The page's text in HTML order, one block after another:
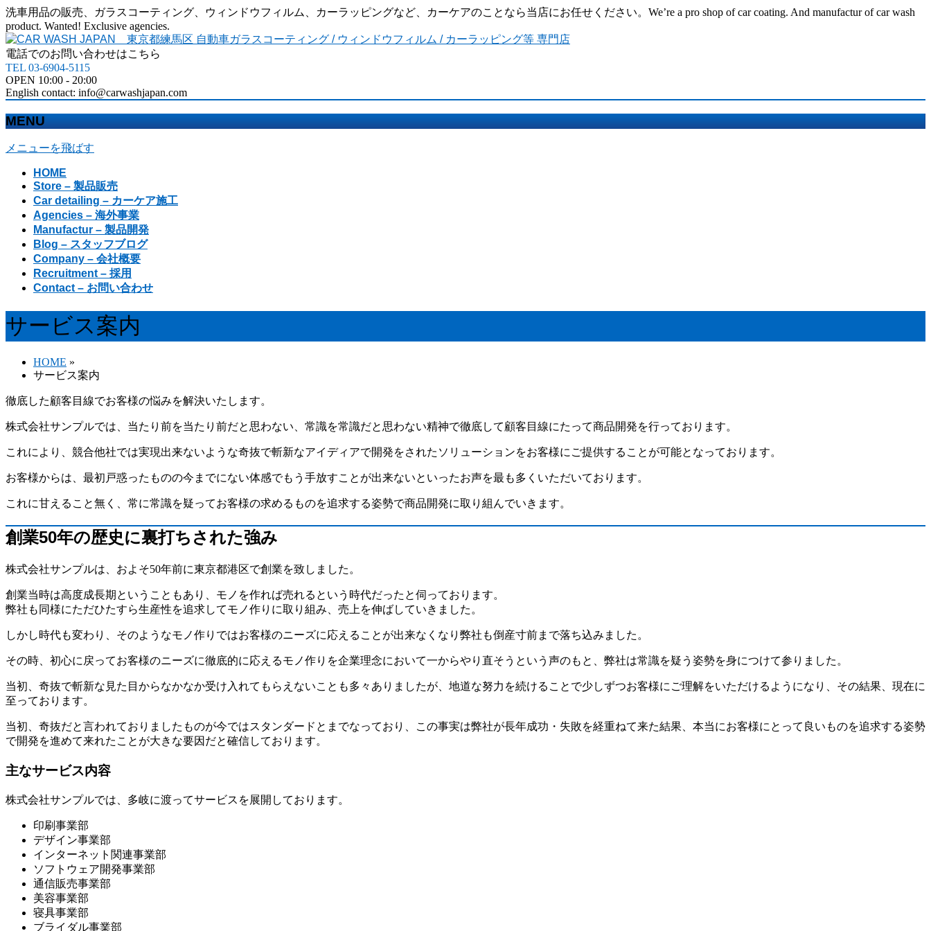
洗車用品の販売、ガラスコーティング、ウィンドウフィルム、カーラッピングなど、カーケアのことなら当店にお任せください。We’re a pro shop of car coating. And manufactur of car wash
product. Wanted! Exclusive agencies.
電話でのお問い合わせはこちら
TEL 03-6904-5115
OPEN 10:00 - 20:00
English contact: info@carwashjapan.com
MENU
メニューを飛ばす
HOME
Store – 製品販売
Car detailing – カーケア施工
Agencies – 海外事業
Manufactur – 製品開発
Blog – スタッフブログ
Company – 会社概要
Recruitment – 採用
Contact – お問い合わせ
サービス案内
HOME »
サービス案内
徹底した顧客目線でお客様の悩みを解決いたします。
株式会社サンプルでは、当たり前を当たり前だと思わない、常識を常識だと思わない精神で徹底して顧客目線にたって商品開発を行っております。
これにより、競合他社では実現出来ないような奇抜で斬新なアイディアで開発をされたソリューションをお客様にご提供することが可能となっております。
お客様からは、最初戸惑ったものの今までにない体感でもう手放すことが出来ないといったお声を最も多くいただいております。
これに甘えること無く、常に常識を疑ってお客様の求めるものを追求する姿勢で商品開発に取り組んでいきます。
創業50年の歴史に裏打ちされた強み
株式会社サンプルは、およそ50年前に東京都港区で創業を致しました。
創業当時は高度成長期ということもあり、モノを作れば売れるという時代だったと伺っております。
弊社も同様にただひたすら生産性を追求してモノ作りに取り組み、売上を伸ばしていきました。
しかし時代も変わり、そのようなモノ作りではお客様のニーズに応えることが出来なくなり弊社も倒産寸前まで落ち込みました。
その時、初心に戻ってお客様のニーズに徹底的に応えるモノ作りを企業理念において一からやり直そうという声のもと、弊社は常識を疑う姿勢を身につけて参りました。
当初、奇抜で斬新な見た目からなかなか受け入れてもらえないことも多々ありましたが、地道な努力を続けることで少しずつお客様にご理解をいただけるようになり、その結果、現在に
至っております。
当初、奇抜だと言われておりましたものが今ではスタンダードとまでなっており、この事実は弊社が長年成功・失敗を経重ねて来た結果、本当にお客様にとって良いものを追求する姿勢
で開発を進めて来れたことが大きな要因だと確信しております。
主なサービス内容
株式会社サンプルでは、多岐に渡ってサービスを展開しております。
印刷事業部
デザイン事業部
インターネット関連事業部
ソフトウェア開発事業部
通信販売事業部
美容事業部
寝具事業部
ブライダル事業部